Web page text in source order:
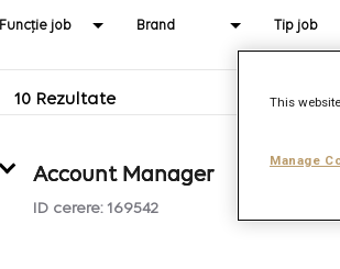
Funcție job Brand Tip job
10 Rezultate
Account Manager
ID cerere: 169542
This
Manage